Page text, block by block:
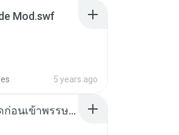
Mod.swf
5 years ago
รถแห่ ช.ช้างมิวสิค ใหม่ล่าสุดก่อนเข้าพรรษา 2559 cover (5) - ดาวน์โหลด MP3, เล่น, ฟังเพลง - 4shared - Namaoi Tubsawad.html